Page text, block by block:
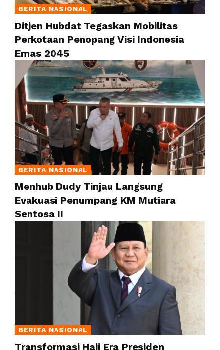
BERITA NASIONAL
Ditjen Hubdat Tegaskan Mobilitas
Perkotaan Penopang Visi Indonesia
Emas 2045
BERITA NASIONAL
Menhub Dudy Tinjau Langsung
Evakuasi Penumpang KM Mutiara
Sentosa II
BERITA NASIONAL
Transformasi Haji Era Presiden